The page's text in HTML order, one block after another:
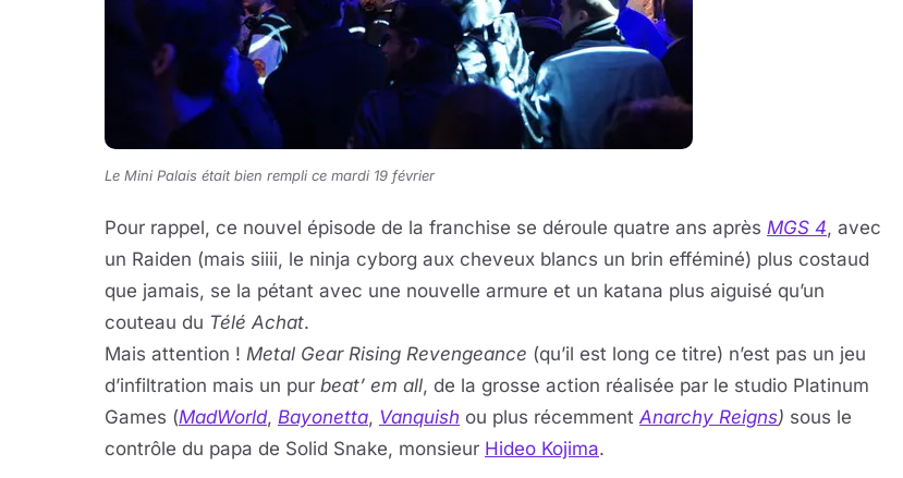
Le Mini Palais était bien rempli ce mardi 19 février
Pour rappel, ce nouvel épisode de la franchise se déroule quatre ans après MGS 4, avec
un Raiden (mais siiii, le ninja cyborg aux cheveux blancs un brin efféminé) plus costaud
que jamais, se la pétant avec une nouvelle armure et un katana plus aiguisé qu’un
couteau du Télé Achat.
Mais attention ! Metal Gear Rising Revengeance (qu’il est long ce titre) n’est pas un jeu
d’infiltration mais un pur beat’ em all, de la grosse action réalisée par le studio Platinum
Games (MadWorld, Bayonetta, Vanquish ou plus récemmentAnarchy Reigns) sous le
contrôle du papa de Solid Snake, monsieur Hideo Kojima.